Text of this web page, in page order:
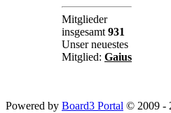
Mitglieder
insgesamt931
Unser neuestes
Mitglied: Gaius
Powered by Board3 Portal © 2009 -